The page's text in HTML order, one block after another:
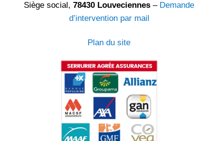
Siège social, 78430 Louveciennes – Demande
d’intervention par mail
Plan du site